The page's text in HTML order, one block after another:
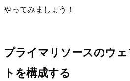
やってみましょう！
プライマリソースのウ
トを構成する